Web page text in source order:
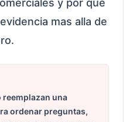
y por que
mas alla de
una
ordenar preguntas,